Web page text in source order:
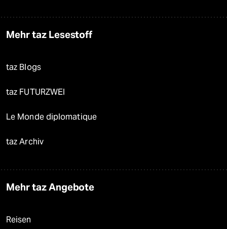
Mehr taz Lesestoff
taz Blogs
taz FUTURZWEI
Le Monde diplomatique
taz Archiv
Mehr taz Angebote
Reisen